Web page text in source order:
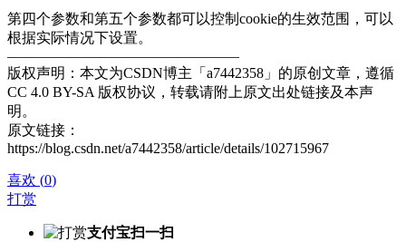
第四个参数和第五个参数都可以控制cookie的生效范围，可以
根据实际情况下设置。
————————————————
版权声明：本文为CSDN博主「a7442358」的原创文章，遵循
CC 4.0 BY-SA 版权协议，转载请附上原文出处链接及本声
明。
原文链接：
https://blog.csdn.net/a7442358/article/details/102715967
喜欢 (0)
打赏
支付宝扫一扫